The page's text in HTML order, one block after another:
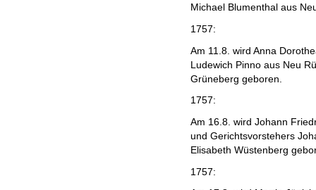
Michael Blumenthal aus
1757:
Am 11.8. wird Anna
Ludewich Pinno aus Neu
Grüneberg geboren.
1757:
Am 16.8. wird Johann
und Gerichtsvorstehers
Elisabeth Wüstenberg
1757: